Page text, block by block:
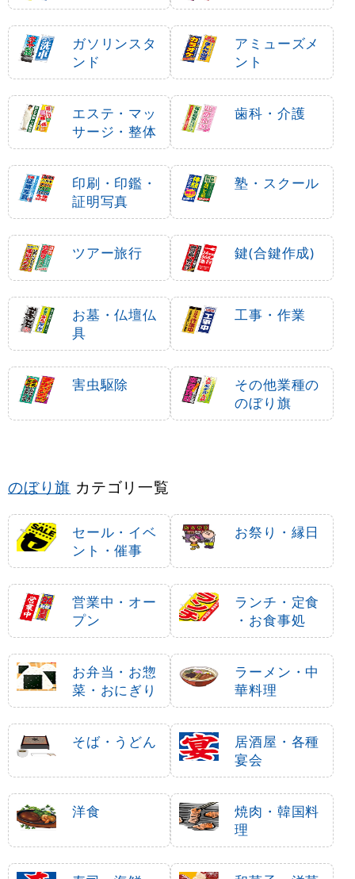
ガソリンスタ
ンド
アミューズメ
ント
エステ・マッ
サージ・整体
歯科・介護
印刷・印鑑・
証明写真
塾・スクール
ツアー旅行 鍵(合鍵作成)
お墓・仏壇仏
具
工事・作業
害虫駆除
その他業種の
のぼり旗
のぼり旗 カテゴリ一覧
セール・イベ
ント・催事
お祭り・縁日
営業中・オー
プン
ランチ・定食
・お食事処
お弁当・お惣
菜・おにぎり
ラーメン・中
華料理
そば・うどん
居酒屋・各種
宴会
洋食
焼肉・韓国料
理